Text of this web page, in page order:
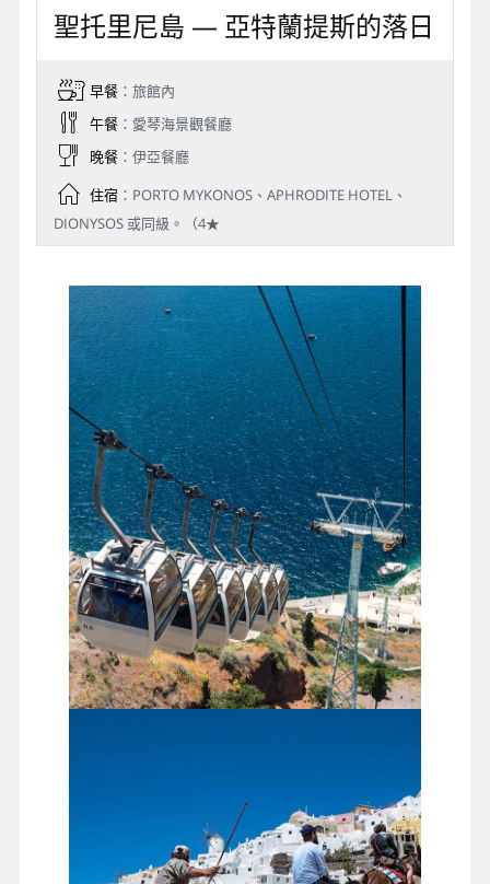
絶口！
聖托里尼島 — 亞特蘭提斯的落日
早餐：旅館內
午餐：愛琴海景觀餐廳
晚餐：伊亞餐廳
住宿：PORTO MYKONOS、APHRODITE HOTEL、
DIONYSOS 或同級。（4★
纜車至舊港（高空眺望美麗舊港碼頭與之字型階梯)，再
由舊港碼頭★騎乘驢子上到山崖上，是難得的體驗(驢子
走在之字型的階梯，可以從不同角度看舊港，也可感受
驢子相互搶頭彩的刺激）